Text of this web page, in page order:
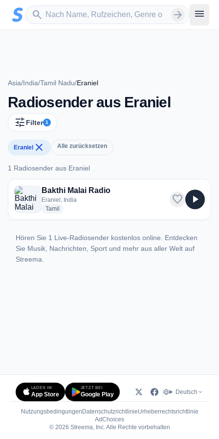
Zum Hauptinhalt springen
search
Sender suchen arrow_forward menu
Asia/India/Tamil Nadu/Eraniel
Radiosender aus Eraniel
tune Filter 1
Eraniel close Alle zurücksetzen
1 Radiosender aus Eraniel
1 Radiosender aus Eraniel
Bakthi Malai Radio
Eraniel, India
Tamil
favorite play_arrow
Hören Sie 1 Live-Radiosender kostenlos online. Entdecken
Sie Musik, Nachrichten, Sport und mehr aus aller Welt auf
Streema.
LADEN IM
App Store
JETZT BEI
Google Play Deutsch
Nutzungsbedingungen DatenschutzrichtlinieUrheberrechtsrichtlinie
AdChoices(öffnet in neuem Tab)
© 2026 Streema, Inc. Alle Rechte vorbehalten